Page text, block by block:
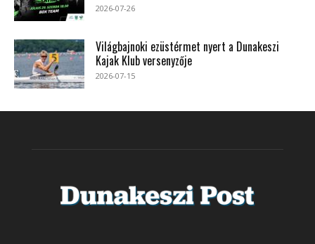
2026-07-26
Világbajnoki ezüstérmet nyert a Dunakeszi
Kajak Klub versenyzője
2026-07-15